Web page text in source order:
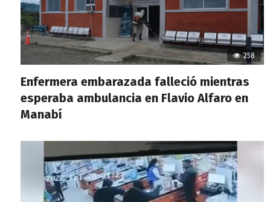
258
Enfermera embarazada falleció mientras
esperaba ambulancia en Flavio Alfaro en
Manabí